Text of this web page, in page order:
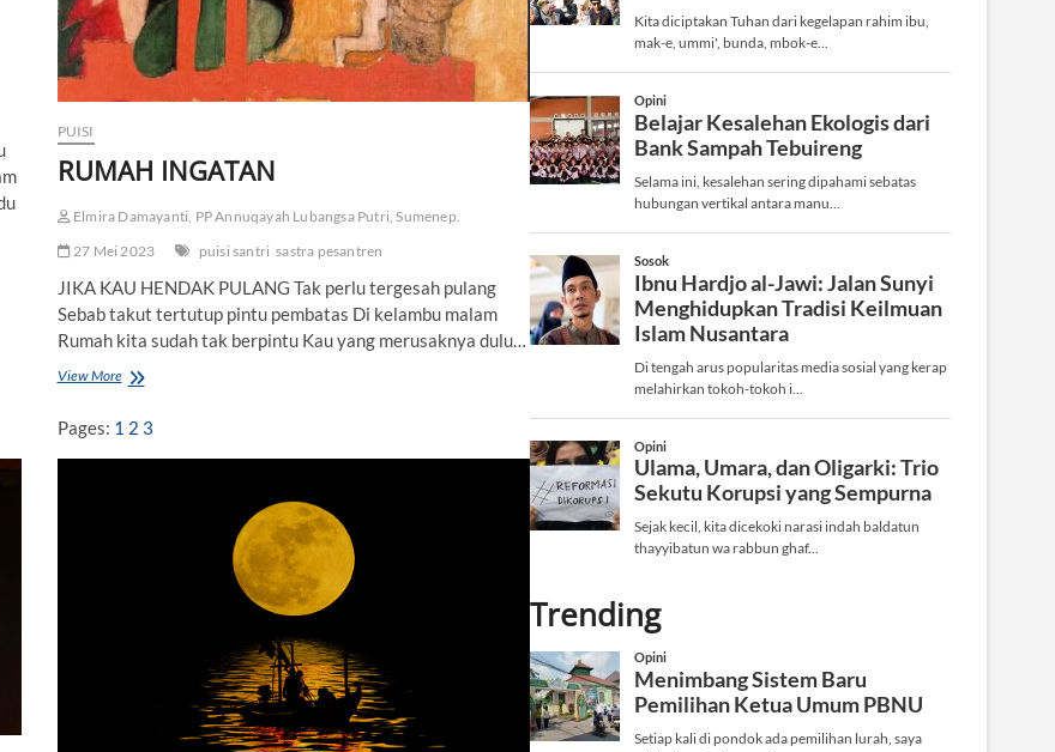
PUISI
RUMAH INGATAN
Elmira Damayanti, PP Annuqayah Lubangsa Putri, Sumenep.
27 Mei 2023
puisi santri sastra pesantren
JIKA KAU HENDAK PULANG Tak perlu tergesah pulang
Sebab takut tertutup pintu pembatas Di kelambu malam
Rumah kita sudah tak berpintu Kau yang merusaknya dulu…
View MoreR
M
A
H
Pages: 1 2 3
Trending